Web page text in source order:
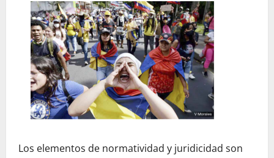
Los elementos de normatividad y juridicidad son